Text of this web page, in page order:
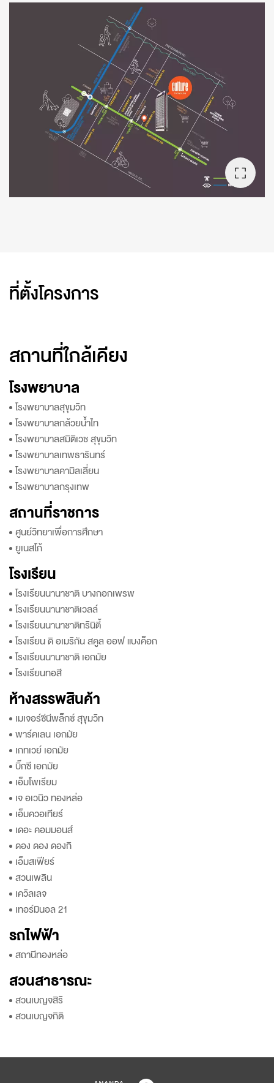
ที่ตั้งโครงการ
สถานที่ใกล้เคียง
โรงพยาบาล
โรงพยาบาลสุขุมวิท
โรงพยาบาลกล้วยน้ำไท
โรงพยาบาลสมิติเวช สุขุมวิท
โรงพยาบาลเทพธารินทร์
โรงพยาบาลคามิลเลี่ยน
โรงพยาบาลกรุงเทพ
สถานที่ราชการ
ศูนย์วิทยาเพื่อการศึกษา
ยูเนสโก้
โรงเรียน
โรงเรียนนานาชาติ บางกอกเพรพ
โรงเรียนนานาชาติเวลล์
โรงเรียนนานาชาติทรินิตี้
โรงเรียน ดิ อเมริกัน สคูล ออฟ แบงค็อก
โรงเรียนนานาชาติ เอกมัย
โรงเรียนทอสี
ห้างสรรพสินค้า
เมเจอร์ซีนีพล็กซ์ สุขุมวิท
พาร์คเลน เอกมัย
เกทเวย์ เอกมัย
บิ๊กซี เอกมัย
เอ็มโพเรียม
เจ อเวนิว ทองหล่อ
เอ็มควอเทียร์
เดอะ คอมมอนส์
ดอง ดอง ดองกิ
เอ็มสเฟียร์
สวนเพลิน
เควิลเลจ
เทอร์มินอล 21
รถไฟฟ้า
สถานีทองหล่อ
สวนสาธารณะ
สวนเบญจสิริ
สวนเบญจกิติ